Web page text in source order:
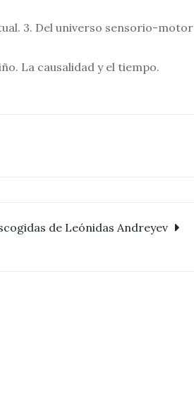
3. Del universo sensorio-motor
La causalidad y el tiempo.
de Leónidas Andreyev